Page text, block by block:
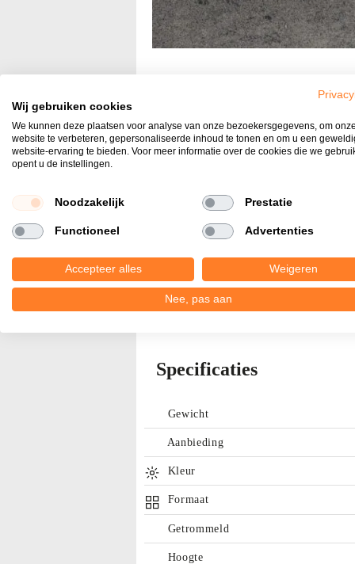
van
de
Productomschrijving
Volledig nieuw is onze reeks
geschikt voor uw terras en
natuursteenstructuur. Doordat deze
verkrijgbaar is zal ook u de tuin er de
de Terrastegel ook nog eens zeer
Onderhoudsvriendelijk Voetcomfort
Afname is per 7 tegels= 2,52 m2.
Specificaties
Gewicht
Aanbieding
Kleur
Formaat
Getrommeld
Hoogte
Wij gebruiken cookies
We kunnen deze plaatsen voor analyse van onze bezoekersgegevens, om onze
website te verbeteren, gepersonaliseerde inhoud te tonen en om u een
website-ervaring te bieden. Voor meer informatie over de cookies die we
opent u de instellingen.
Noodzakelijk Prestatie
Functioneel Advertenties
Accepteer alles Weigeren
Nee, pas aan